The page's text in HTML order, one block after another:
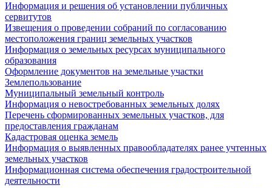
Информация и решения об установлении публичных
сервитутов
Извещения о проведении собраний по согласованию
местоположения границ земельных участков
Информация о земельных ресурсах муниципального
образования
Оформление документов на земельные участки
Землепользование
Муниципальный земельный контроль
Информация о невостребованных земельных долях
Перечень сформированных земельных участков, для
предоставления гражданам
Кадастровая оценка земель
Информация о выявленных правообладателях ранее учтенных
земельных участков
Информационная система обеспечения градостроительной
деятельности